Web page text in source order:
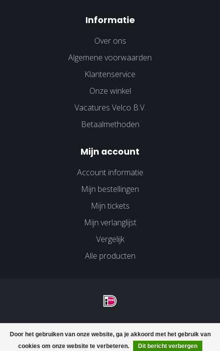
Door het gebruiken van onze website, ga je akkoord met het gebruik van
cookies om onze website te verbeteren.
Dit bericht verbergen
Informatie
Over ons
Algemene voorwaarden
Klantenservice
Onze winkel
Vacatures Velco B.V.
Betaalmethoden
Mijn account
Account informatie
Mijn bestellingen
Mijn tickets
Mijn verlanglijst
Vergelijk
Alle producten
© Copyright 2026 Velco Huissen - Powered byLightspeed-
Dyvelopment